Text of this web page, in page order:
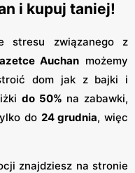
i kupuj taniej!
związanego z
Auchan możemy
dom jak z bajki i
do 50% na zabawki,
do 24 grudnia, więc
znajdziesz na stronie